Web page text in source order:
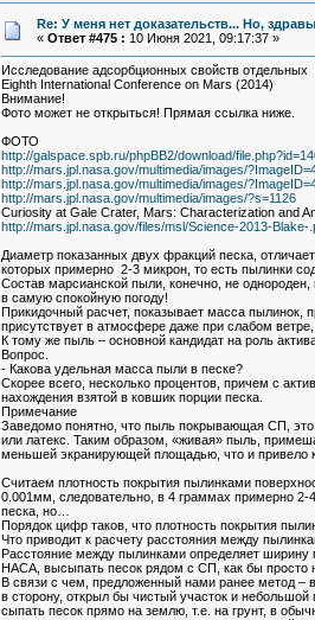
Re: У меня нет доказательств... Но,
« Ответ #475 : 10 Июня 2021, 09:17:37 »
Исследование адсорбционных свойств
Eighth International Conference on Mars (2014)
Внимание!
Фото может не открыться! Прямая ссылка ниже.
ФОТО
http://galspace.spb.ru/phpBB2/download/
http://mars.jpl.nasa.gov/multimedia/images/
http://mars.jpl.nasa.gov/multimedia/images/
http://mars.jpl.nasa.gov/multimedia/images/?s=1126
Curiosity at Gale Crater, Mars: Characterization and
http://mars.jpl.nasa.gov/files/msl/Science-2013-Blake-
Диаметр показанных двух фракций песка,
которых примерно 2-3 микрон, то есть пылинки
Состав марсианской пыли, конечно, не
в самую спокойную погоду!
Прикидочный расчет, показывает масса пылинок,
присутствует в атмосфере даже при слабом
К тому же пыль – основной кандидат на роль
Вопрос.
- Какова удельная масса пыли в песке?
Скорее всего, несколько процентов, причем с
нахождения взятой в ковшик порции песка.
Примечание
Заведомо понятно, что пыль покрывающая СП,
или латекс. Таким образом, «живая» пыль,
меньшей экранирующей площадью, что и привело
Считаем плотность покрытия пылинками
0.001мм, следовательно, в 4 граммах примерно 2-
песка, но…
Порядок цифр таков, что плотность покрытия
Что приводит к расчету расстояния между
Расстояние между пылинками определяет ширину
НАСА, высыпать песок рядом с СП, как бы просто
В связи с чем, предложенный нами ранее метод –
в сторону, открыл бы чистый участок и
сыпать песок прямо на землю, т.е. на грунт, в